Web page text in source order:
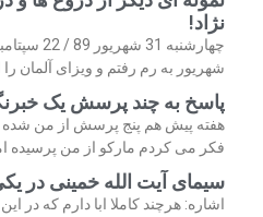
نژاد!
شهریور به رم رفتم و ویزای آلمان
پاسخ به چند پرسش یک
هفته پیش هم پنج پرسش از من شده
فکر می کردم مارکو از من پرسیده
سیمای آیت الله خمینی در
اشاره: هرچند کاملا ابا دارم که